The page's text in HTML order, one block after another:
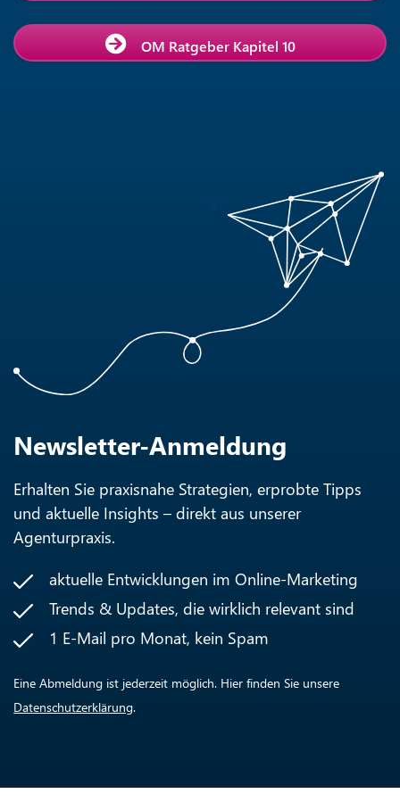
OM Ratgeber Kapitel 10
Newsletter-Anmeldung
Erhalten Sie praxisnahe Strategien, erprobte Tipps
und aktuelle Insights – direkt aus unserer
Agenturpraxis.
aktuelle Entwicklungen im Online-Marketing
Trends & Updates, die wirklich relevant sind
1 E-Mail pro Monat, kein Spam
Eine Abmeldung ist jederzeit möglich. Hier finden Sie unsere
Datenschutzerklärung.